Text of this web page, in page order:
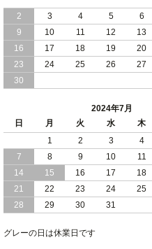
2024/04/23
すのこ の 床板 簡単 軽
大容量 収納 跳ね上げ
2024/03/28
おすすめ クイーン キ
サイズ で 通気性ある
畳 仕様 で 敷き布団 が
収納 付き 大容量 チェ
製 ヘッドボードなし
2024/02/23
畳 の 床面 で 敷き布団
出し 収納庫 付 大容量
日本製
し 収納庫 付き チェスト
2
3 4 5 6
9
10 11 12 13
16
17 18 19 20
23
24 25 26 27
30
2024年7月
日
月 火 水 木
1
2 3 4
7
8 9 10 11
14
15 16 17 18
21
22 23 24 25
28
29 30 31
グレーの日は休業日です